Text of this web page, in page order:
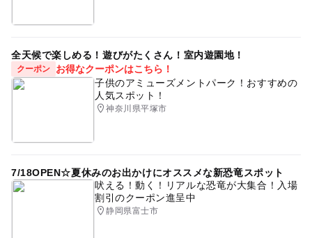
全天候で楽しめる！遊びがたくさん！室内遊園地！
クーポン
お得なクーポンはこちら！
子供のアミューズメントパーク！おすすめの
人気スポット！
神奈川県平塚市
7/18OPEN☆夏休みのお出かけにオススメな新恐竜スポット
吠える！動く！リアルな恐竜が大集合！入場
割引のクーポン進呈中
静岡県富士市